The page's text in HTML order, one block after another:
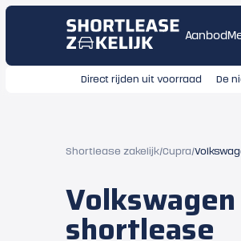
Aanbod
Direct rijden uit voorraad De
Shortlease zakelijk/Cupra/
Volkswagen
shortlease